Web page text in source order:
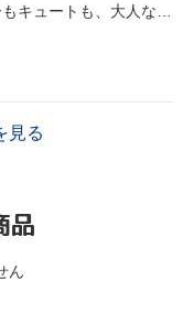
キュートも、大人な表
見る
品
ん